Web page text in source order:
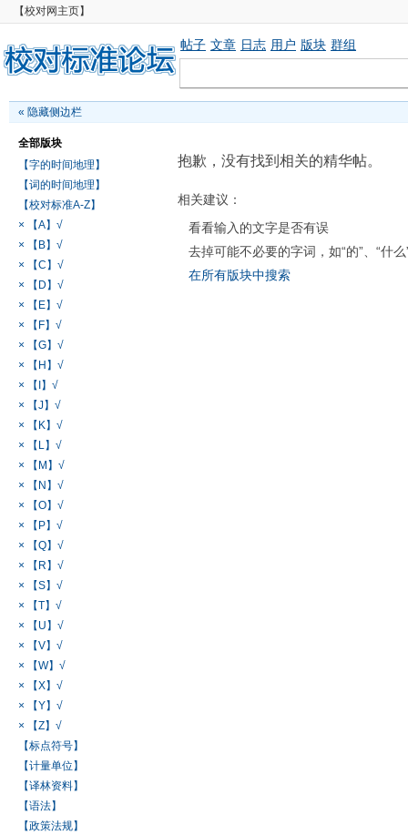
【校对网主页】
帖子 文章 日志 用户 版块 群组
« 隐藏侧边栏
全部版块
【字的时间地理】
【词的时间地理】
【校对标准A-Z】
× 【A】√
× 【B】√
× 【C】√
× 【D】√
× 【E】√
× 【F】√
× 【G】√
× 【H】√
× 【I】√
× 【J】√
× 【K】√
× 【L】√
× 【M】√
× 【N】√
× 【O】√
× 【P】√
× 【Q】√
× 【R】√
× 【S】√
× 【T】√
× 【U】√
× 【V】√
× 【W】√
× 【X】√
× 【Y】√
× 【Z】√
【标点符号】
【计量单位】
【译林资料】
【语法】
【政策法规】
抱歉，没有找到相关的精华帖。
相关建议：
看看输入的文字是否有误
去掉可能不必要的字词，如“的”、“什么
在所有版块中搜索